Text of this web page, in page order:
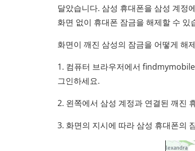
달았습니다. 삼성 휴대폰을 삼성 계정
화면 없이 휴대폰 잠금을 해제할 수 있
화면이 깨진 삼성의 잠금을 어떻게 해
1. 컴퓨터 브라우저에서
그인하세요.
2. 왼쪽에서 삼성 계정과 연결된 깨진
3. 화면의 지시에 따라 삼성 휴대폰의